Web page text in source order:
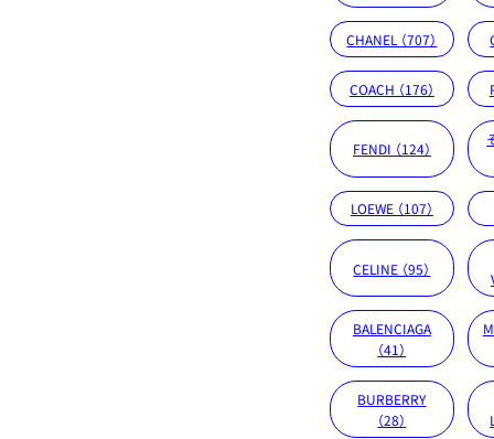
CHANEL （707）
COACH （176）
FENDI （124）
LOEWE （107）
CELINE （95）
BALENCIAGA
（41）
BURBERRY
（28）